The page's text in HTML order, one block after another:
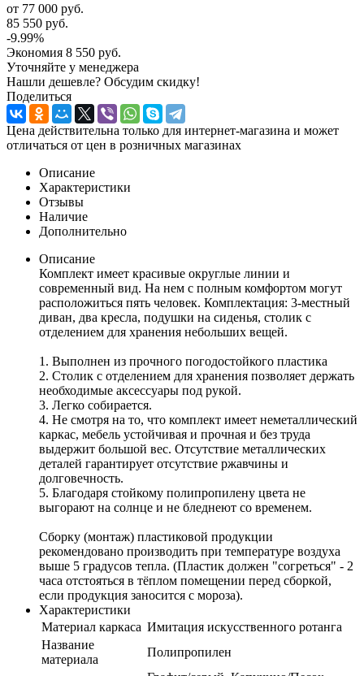
от 77 000 руб.
85 550 руб.
-9.99%
Экономия 8 550 руб.
Уточняйте у менеджера
Нашли дешевле? Обсудим скидку!
Поделиться
Цена действительна только для интернет-магазина и может
отличаться от цен в розничных магазинах
Описание
Характеристики
Отзывы
Наличие
Дополнительно
Описание
Комплект имеет красивые округлые линии и
современный вид. На нем с полным комфортом могут
расположиться пять человек. Комплектация: 3-местный
диван, два кресла, подушки на сиденья, столик с
отделением для хранения небольших вещей.
1. Выполнен из прочного погодостойкого пластика
2. Столик с отделением для хранения позволяет держать
необходимые аксессуары под рукой.
3. Легко собирается.
4. Не смотря на то, что комплект имеет неметаллический
каркас, мебель устойчивая и прочная и без труда
выдержит большой вес. Отсутствие металлических
деталей гарантирует отсутствие ржавчины и
долговечность.
5. Благодаря стойкому полипропилену цвета не
выгорают на солнце и не бледнеют со временем.
Сборку (монтаж) пластиковой продукции
рекомендовано производить при температуре воздуха
выше 5 градусов тепла. (Пластик должен "согреться" - 2
часа отстояться в тёплом помещении перед сборкой,
если продукция заносится с мороза).
Характеристики
Материал каркаса Имитация искусственного ротанга
Название
материала
Полипропилен